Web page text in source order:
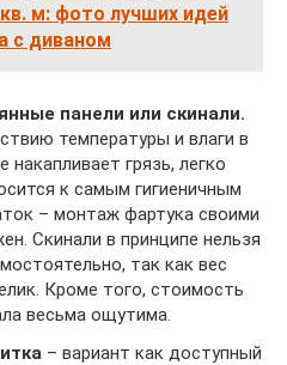
кв. м: фото лучших идей
с диваном
панели или скинали.
температуры и влаги в
грязь, легко
к самым гигиеничным
– монтаж фартука своими
Скинали в принципе нельзя
так как вес
Кроме того, стоимость
весьма ощутима.
– вариант как доступный